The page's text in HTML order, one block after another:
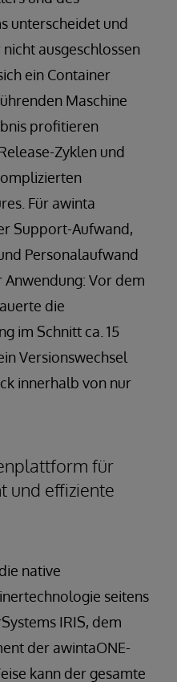
unterscheidet und
ausgeschlossen
ein Container
Maschine
profitieren
Zyklen und
Für awinta
Support-Aufwand,
Personalaufwand
Vor dem
die
im Schnitt ca. 15
Versionswechsel
innerhalb von nur
für
und effiziente
native
seitens
IRIS, dem
der awintaONE-
kann der gesamte